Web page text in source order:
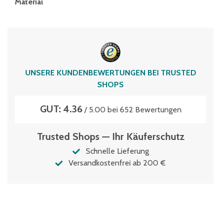
36 Liter
UNSERE KUNDENBEWERTUNGEN BEI TRUSTED
SHOPS
GUT: 4.36/ 5.00 bei 652 Bewertungen
Trusted Shops — Ihr Käuferschutz
Schnelle Lieferung
Versandkostenfrei ab 200 €